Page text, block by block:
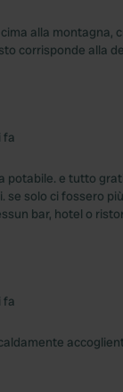
alla montagna,
corrisponde alla
fa
e tutto
solo ci fossero
bar, hotel o
fa